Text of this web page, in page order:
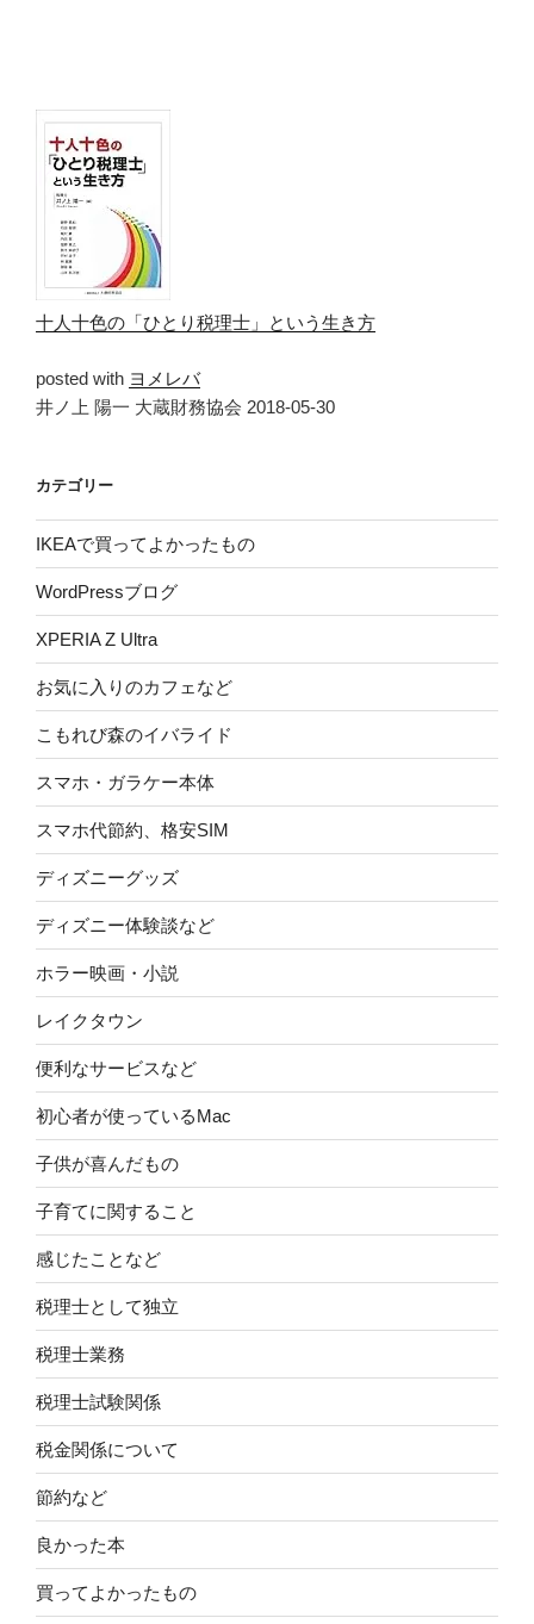
十人十色の「ひとり税理士」という生き方
posted with ヨメレバ
井ノ上 陽一 大蔵財務協会 2018-05-30
カテゴリー
IKEAで買ってよかったもの
WordPressブログ
XPERIA Z Ultra
お気に入りのカフェなど
こもれび森のイバライド
スマホ・ガラケー本体
スマホ代節約、格安SIM
ディズニーグッズ
ディズニー体験談など
ホラー映画・小説
レイクタウン
便利なサービスなど
初心者が使っているMac
子供が喜んだもの
子育てに関すること
感じたことなど
税理士として独立
税理士業務
税理士試験関係
税金関係について
節約など
良かった本
買ってよかったもの